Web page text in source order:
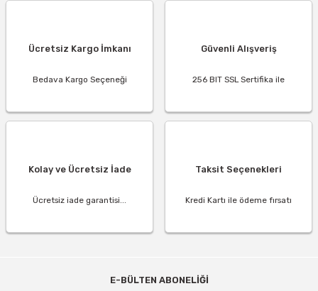
Ücretsiz Kargo İmkanı
Bedava Kargo Seçeneği
Güvenli Alışveriş
256 BIT SSL Sertifika ile
Kolay ve Ücretsiz İade
Ücretsiz iade garantisi...
Taksit Seçenekleri
Kredi Kartı ile ödeme fırsatı
E-BÜLTEN ABONELİĞİ